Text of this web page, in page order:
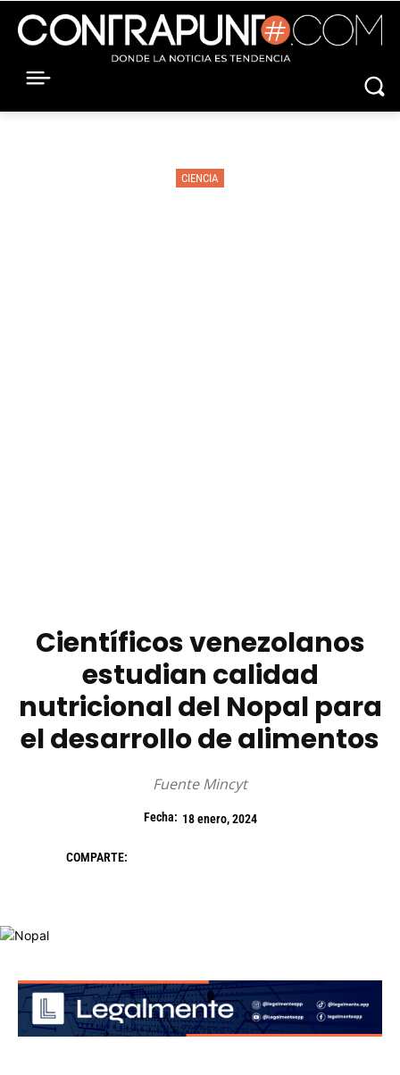
CIENCIA
Científicos venezolanos
estudian calidad
nutricional del Nopal para
el desarrollo de alimentos
Fuente Mincyt
Fecha: 18 enero, 2024
COMPARTE: